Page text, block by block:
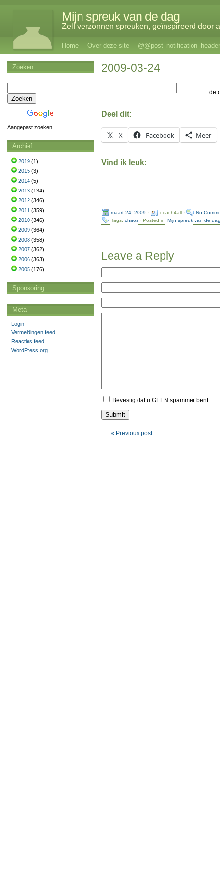
Mijn spreuk van de dag
Zelf verzonnen spreuken, geïnspireerd door
Home Over deze site @@post_notification_header
2009-03-24
de
Deel dit:
X Facebook Meer
Vind ik leuk:
maart 24, 2009 · coach4all ·
No
Tags: chaos· Posted in: Mijn spreuk van de dag
Leave a Reply
Bevestig dat u GEEN spammer bent.
« Previous post
Zoeken
Aangepast zoeken
Archief
2019 (1)
2015 (3)
2014 (5)
2013 (134)
2012 (346)
2011 (359)
2010 (346)
2009 (364)
2008 (358)
2007 (362)
2006 (363)
2005 (176)
Sponsoring
Meta
Login
Vermeldingen feed
Reacties feed
WordPress.org